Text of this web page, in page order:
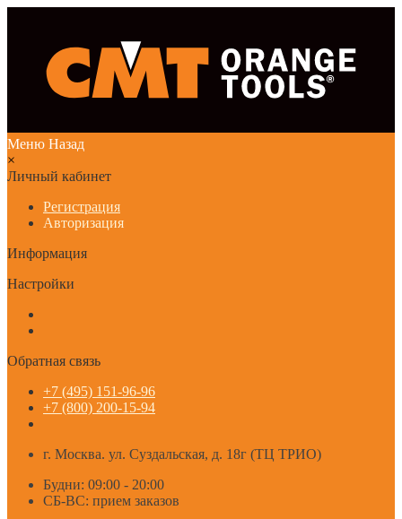
Меню Назад
×
Личный кабинет
Регистрация
Авторизация
Информация
Настройки
Обратная связь
+7 (495) 151-96-96
+7 (800) 200-15-94
г. Москва. ул. Суздальская, д. 18г (ТЦ ТРИО)
Будни: 09:00 - 20:00
СБ-ВС: прием заказов